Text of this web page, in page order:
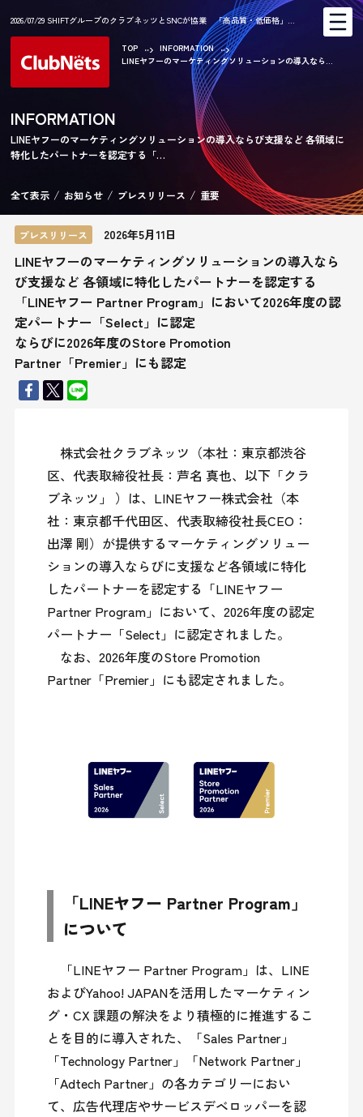
2026/07/29 SHIFTグループのクラブネッツとSNCが協業 「高品質・低価格」…
TOP
INFORMATION
LINEヤフーのマーケティングソリューションの導入なら...
INFORMATION
LINEヤフーのマーケティングソリューションの導入ならび支援など 各領域に
特化したパートナーを認定する「…
全て表示 お知らせ プレスリリース 重要
プレスリリース 2026年5月11日
LINEヤフーのマーケティングソリューションの導入なら
び支援など 各領域に特化したパートナーを認定する
「LINEヤフー Partner Program」において2026年度の認
定パートナー「Select」に認定
ならびに2026年度のStore Promotion
Partner「Premier」にも認定
株式会社クラブネッツ（本社：東京都渋谷
区、代表取締役社長：芦名 真也、以下「クラ
ブネッツ」 ）は、LINEヤフー株式会社（本
社：東京都千代田区、代表取締役社長CEO：
出澤 剛）が提供するマーケティングソリュー
ションの導入ならびに支援など各領域に特化
したパートナーを認定する「LINEヤフー
Partner Program」において、2026年度の認定
パートナー「Select」に認定されました。
なお、2026年度のStore Promotion
Partner「Premier」にも認定されました。
「LINEヤフー Partner Program」
について
「LINEヤフー Partner Program」は、LINE
およびYahoo! JAPANを活用したマーケティン
グ・CX 課題の解決をより積極的に推進するこ
とを目的に導入された、「Sales Partner」
「Technology Partner」「Network Partner」
「Adtech Partner」の各カテゴリーにおい
て、広告代理店やサービスデベロッパーを認